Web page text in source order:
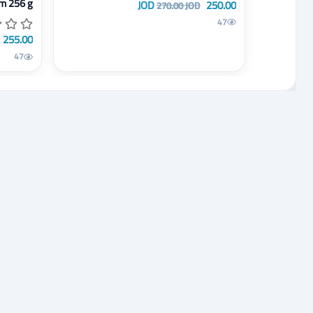
250.00 JOD
270.00 JOD
47
255.00 JOD
47